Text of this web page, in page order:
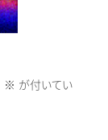
※ が付いてい